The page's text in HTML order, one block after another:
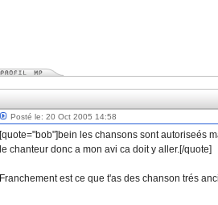
Posté le: 20 Oct 2005 14:58
[quote="bob"]bein les chansons sont autoriseés
le chanteur donc a mon avi ca doit y aller.[/quote]
Franchement est ce que t'as des chanson trés